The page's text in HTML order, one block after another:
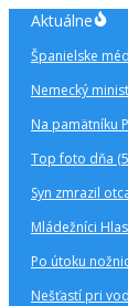
Preskočiť
obsah
Aktuálne
Španielske
Nemecký
Na pamätníku
Top foto dňa
Syn zmrazil
Mládežníci
Po útoku
Nešťastí pri